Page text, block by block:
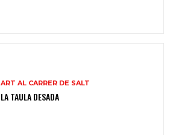
ART AL CARRER DE SALT
LA TAULA DESADA